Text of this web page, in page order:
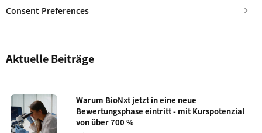
Consent Preferences
Aktuelle Beiträge
Warum BioNxt jetzt in eine neue
Bewertungsphase eintritt - mit Kurspotenzial
von über 700 %